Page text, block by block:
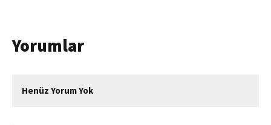
Yorumlar
Henüz Yorum Yok